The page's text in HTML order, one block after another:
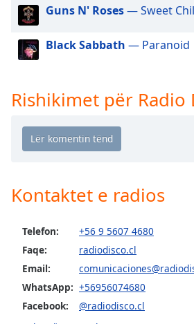
dialog
window.
Escape
and
window.
Color
Opacity
Background
Color
Guns N' Roses— Sweet
Black Sabbath — Paranoid
Rishikimet për Radio
Kontaktet e radios
Telefon:
+56 9 5607 4680
Faqe:
radiodisco.cl
Email:
WhatsApp: +56956074680
Facebook:
@radiodisco.cl